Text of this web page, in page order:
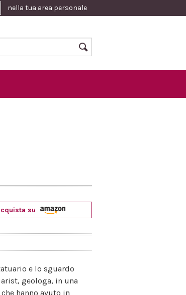
nella tua area personale
su
e lo sguardo
geologa, in una
hanno avuto in